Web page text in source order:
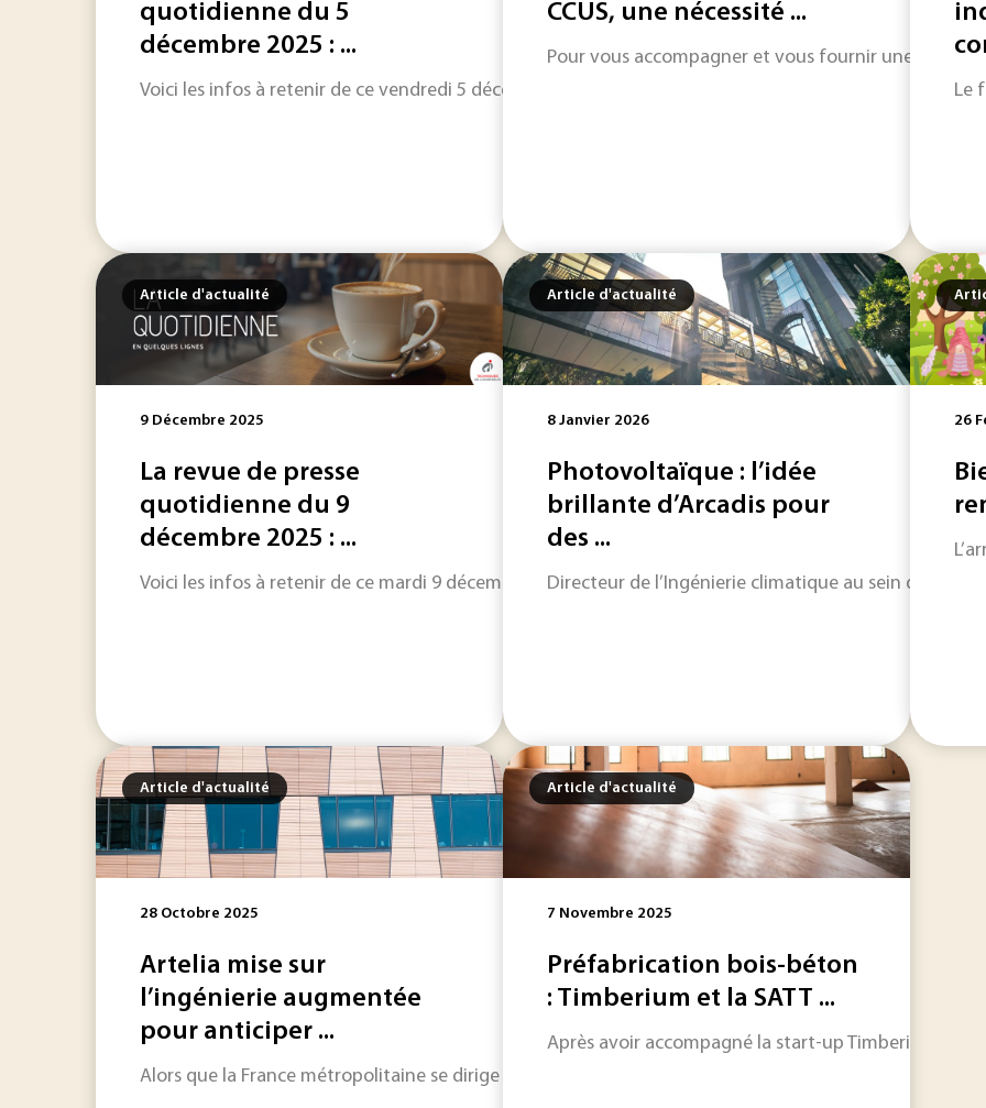
quotidienne du 5
décembre 2025 : ...
Voici les infos à retenir de ce vendredi 5 décembre : une sélection express de ce qui fait l’actualité
CCUS, une nécessité ...
Pour vous accompagner et vous fournir une
Le
Article d'actualité
9 Décembre 2025
La revue de presse
quotidienne du 9
décembre 2025 : ...
Voici les infos à retenir de ce mardi 9 décembre : une sélection express de ce qui fait l’actualité
Article d'actualité
8 Janvier 2026
Photovoltaïque : l’idée
brillante d’Arcadis pour
des ...
Directeur de l’Ingénierie climatique au sein de la
26
Article d'actualité
28 Octobre 2025
Artelia mise sur
l’ingénierie augmentée
pour anticiper ...
Alors que la France métropolitaine se dirige vers une augmentation moyenne des températures de 4
Article d'actualité
7 Novembre 2025
Préfabrication bois-béton
: Timberium et la SATT ...
Après avoir accompagné la start-up Timberium